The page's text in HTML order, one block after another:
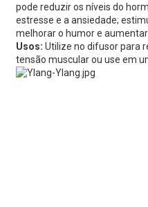
pode reduzir os níveis do
estresse e a ansiedade;
melhorar o humor e
Usos: Utilize no difusor para
tensão muscular ou use em